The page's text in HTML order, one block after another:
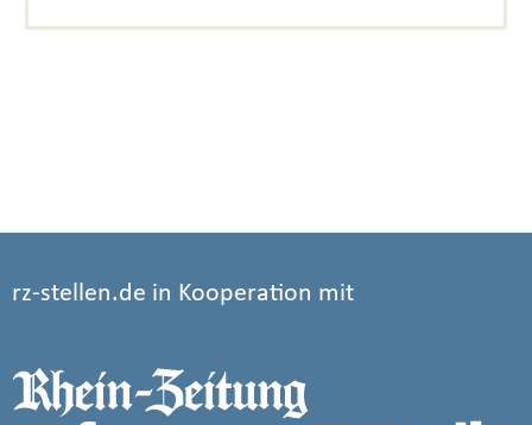
rz-stellen.de in Kooperation mit